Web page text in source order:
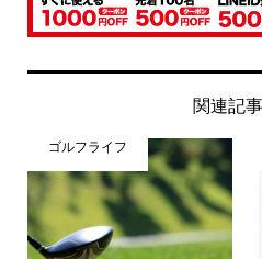
関連記
ゴルフライフ